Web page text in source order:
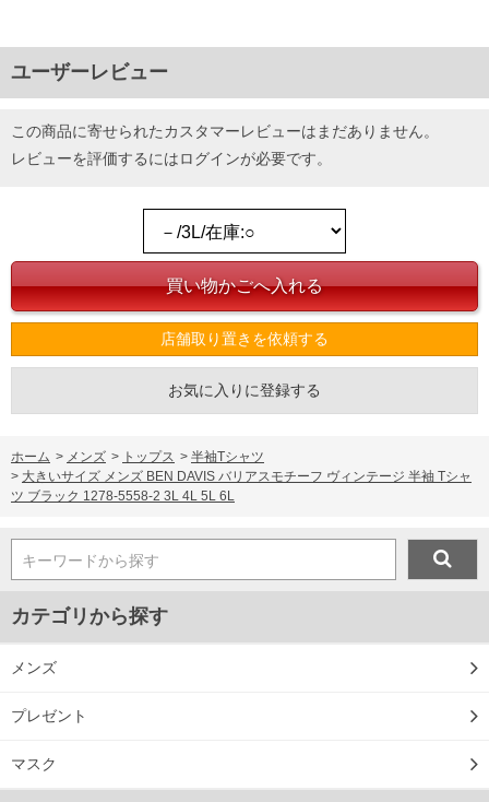
ユーザーレビュー
この商品に寄せられたカスタマーレビューはまだありません。
レビューを評価するにはログインが必要です。
店舗取り置きを依頼する
お気に入りに登録する
ホーム > メンズ > トップス > 半袖Tシャツ
> 大きいサイズ メンズ BEN DAVIS バリアスモチーフ ヴィンテージ 半袖 Tシャ
ツ ブラック 1278-5558-2 3L 4L 5L 6L
キーワードから探す
カテゴリから探す
メンズ
プレゼント
マスク